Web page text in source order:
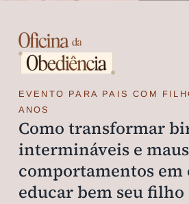
EVENTO PARA PAIS COM
ANOS
Como transformar
intermináveis e maus
comportamentos em
educar bem seu filho